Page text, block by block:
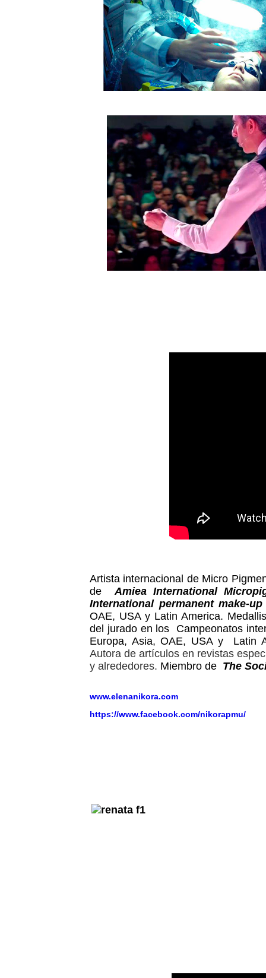
Artista internacional de Micro
deAmiea International
International permanent make-
OAE, USA y Latin America.
del jurado en los Campeonatos
Europa, Asia, OAE, USA y Latin
Autora de artículos en revistas
y alrededores. Miembro de The
www.elenanikora.com
https://www.facebook.com/nikorapmu/